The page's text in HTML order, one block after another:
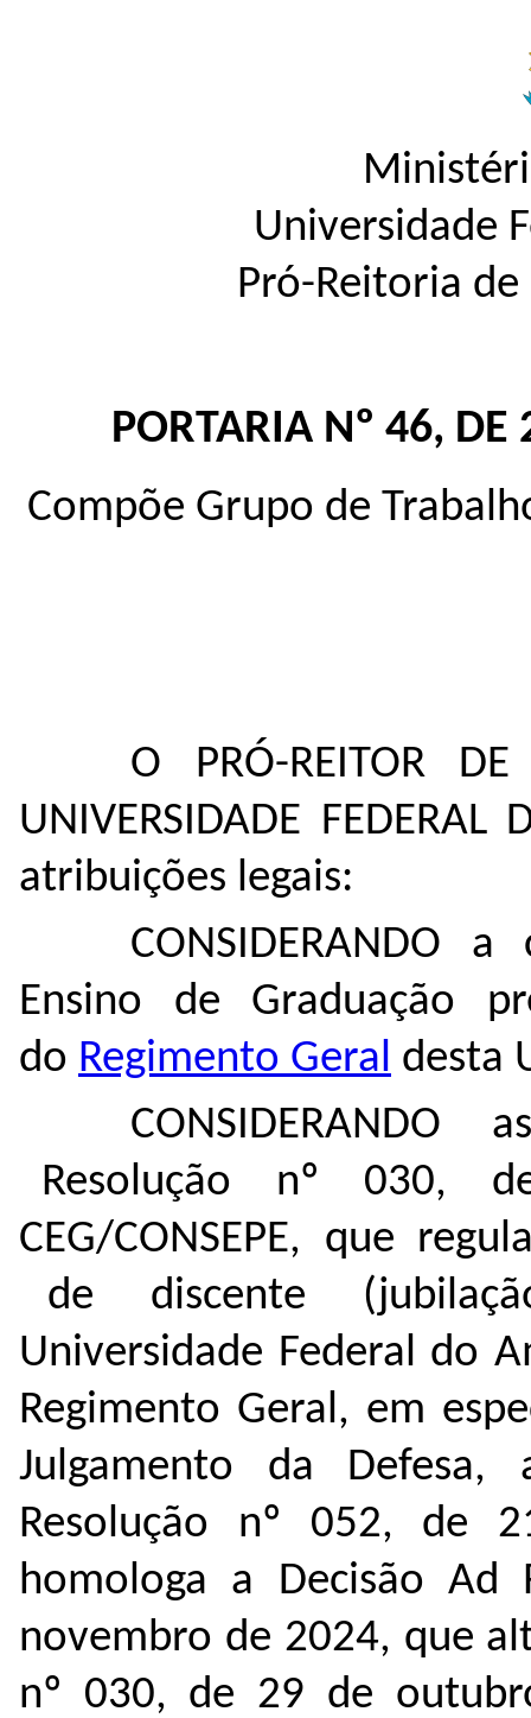
Universidade
Pró-Reitoria de
PORTARIA Nº 46,
Compõe Grupo de
O PRÓ-REITOR
UNIVERSIDADE FEDERAL
atribuições legais:
CONSIDERANDO
Ensino de Graduação
do Regimento Geral desta
Resolução nº 030,
CEG/CONSEPE, que
de discente
Universidade Federal do
Regimento Geral, em
Julgamento da
Resolução nº 052, de
homologa a Decisão Ad
novembro de 2024, que
nº 030, de 29 de